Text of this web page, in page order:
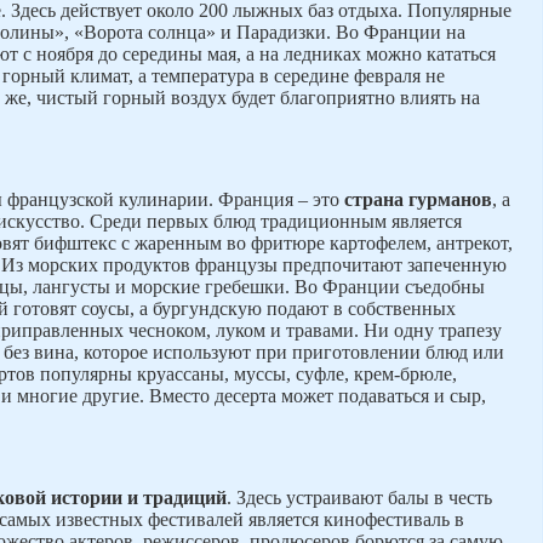
действует около 200 лыжных баз отдыха. Популярные
«Ворота солнца» и Парадизки. Во Франции на
с ноября до середины мая, а на ледниках можно кататься
климат, а температура в середине февраля не
чистый горный воздух будет благоприятно влиять на
французской кулинарии. Франция – это страна гурманов, а
Среди первых блюд традиционным является
бифштекс с жаренным во фритюре картофелем, антрекот,
морских продуктов французы предпочитают запеченную
лангусты и морские гребешки. Во Франции съедобны
готовят соусы, а бургундскую подают в собственных
чесноком, луком и травами. Ни одну трапезу
вина, которое используют при приготовлении блюд или
популярны круассаны, муссы, суфле, крем-брюле,
многие другие. Вместо десерта может подаваться и сыр,
истории и традиций. Здесь устраивают балы в честь
известных фестивалей является кинофестиваль в